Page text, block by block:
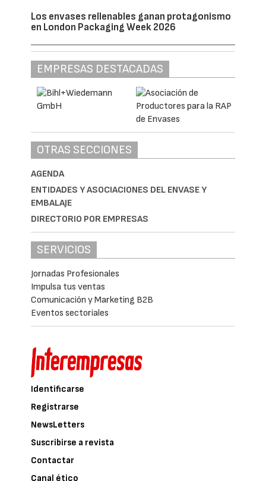
Los envases rellenables ganan protagonismo
en London Packaging Week 2026
EMPRESAS DESTACADAS
OTRAS SECCIONES
AGENDA
ENTIDADES Y ASOCIACIONES DEL ENVASE Y
EMBALAJE
DIRECTORIO POR EMPRESAS
SERVICIOS
Jornadas Profesionales
Impulsa tus ventas
Comunicación y Marketing B2B
Eventos sectoriales
Identificarse
Registrarse
NewsLetters
Suscribirse a revista
Contactar
Canal ético